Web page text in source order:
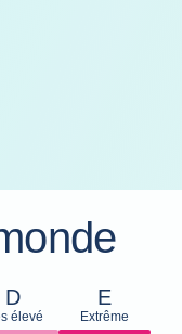
D
élevé
E
Extrême